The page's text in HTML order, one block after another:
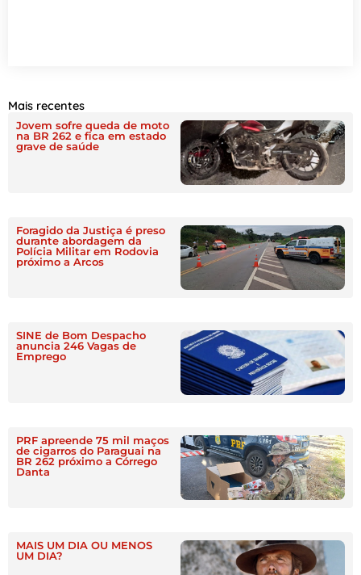
Mais recentes
Jovem sofre queda de moto
na BR 262 e fica em estado
grave de saúde
Foragido da Justiça é preso
durante abordagem da
Polícia Militar em Rodovia
próximo a Arcos
SINE de Bom Despacho
anuncia 246 Vagas de
Emprego
PRF apreende 75 mil maços
de cigarros do Paraguai na
BR 262 próximo a Córrego
Danta
MAIS UM DIA OU MENOS
UM DIA?